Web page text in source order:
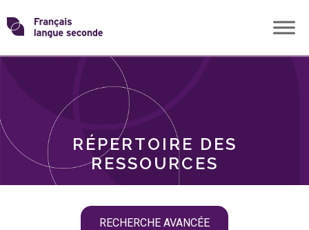
Skip
toTransformons
langue
RÉPERTOIRE DES
RESSOURCES
RECHERCHE AVANCÉE
THÈMES